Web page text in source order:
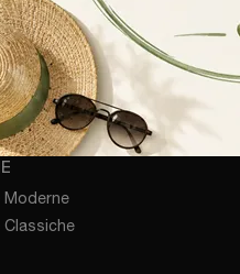
Moderne
Classiche